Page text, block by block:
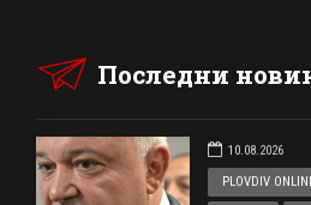
Последни
10.08.2026
PLOVDIV